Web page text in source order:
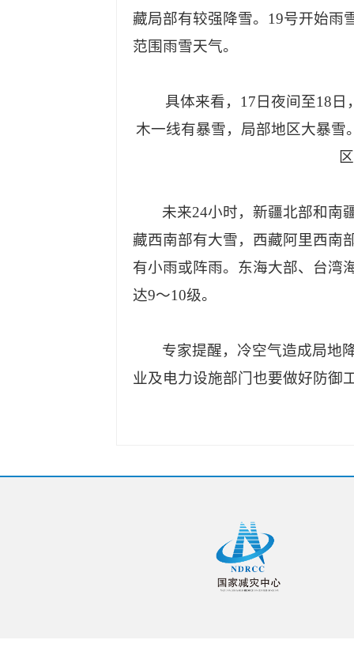
藏局部有较强降雪。19号开始雨
范围雨雪天气。
具体来看，17日夜间至18
木一线有暴雪，局部地区大暴雪
未来24小时，新疆北部和南
藏西南部有大雪，西藏阿里西南
有小雨或阵雨。东海大部、台湾
达9～10级。
专家提醒，冷空气造成局地
业及电力设施部门也要做好防御